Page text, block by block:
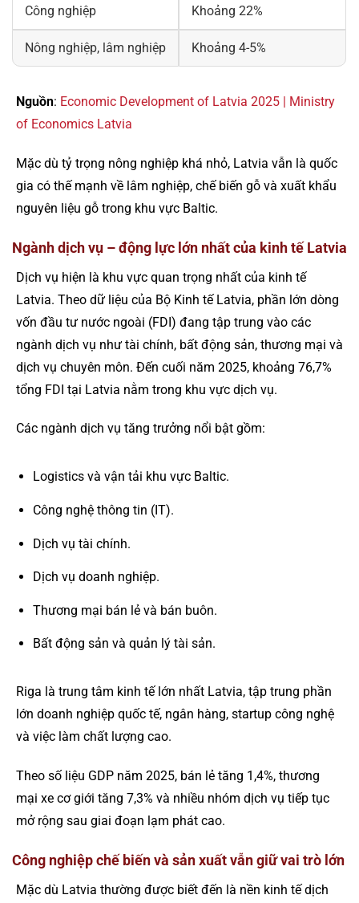
Công nghiệp Khoảng 22%
Nông nghiệp, lâm nghiệp Khoảng 4-5%
Nguồn: Economic Development of Latvia 2025 | Ministry
of Economics Latvia
Mặc dù tỷ trọng nông nghiệp khá nhỏ, Latvia vẫn là quốc
gia có thế mạnh về lâm nghiệp, chế biến gỗ và xuất khẩu
nguyên liệu gỗ trong khu vực Baltic.
Ngành dịch vụ – động lực lớn nhất của kinh tế Latvia
Dịch vụ hiện là khu vực quan trọng nhất của kinh tế
Latvia. Theo dữ liệu của Bộ Kinh tế Latvia, phần lớn dòng
vốn đầu tư nước ngoài (FDI) đang tập trung vào các
ngành dịch vụ như tài chính, bất động sản, thương mại và
dịch vụ chuyên môn. Đến cuối năm 2025, khoảng 76,7%
tổng FDI tại Latvia nằm trong khu vực dịch vụ.
Các ngành dịch vụ tăng trưởng nổi bật gồm:
Logistics và vận tải khu vực Baltic.
Công nghệ thông tin (IT).
Dịch vụ tài chính.
Dịch vụ doanh nghiệp.
Thương mại bán lẻ và bán buôn.
Bất động sản và quản lý tài sản.
Riga là trung tâm kinh tế lớn nhất Latvia, tập trung phần
lớn doanh nghiệp quốc tế, ngân hàng, startup công nghệ
và việc làm chất lượng cao.
Theo số liệu GDP năm 2025, bán lẻ tăng 1,4%, thương
mại xe cơ giới tăng 7,3% và nhiều nhóm dịch vụ tiếp tục
mở rộng sau giai đoạn lạm phát cao.
Công nghiệp chế biến và sản xuất vẫn giữ vai trò lớn
Mặc dù Latvia thường được biết đến là nền kinh tế dịch